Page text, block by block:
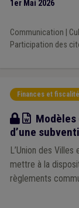
1er Mai 2026
Communication
Participation des
Finances et fiscalité
Modèle
d’une
L’Union des
mettre à la
règlements